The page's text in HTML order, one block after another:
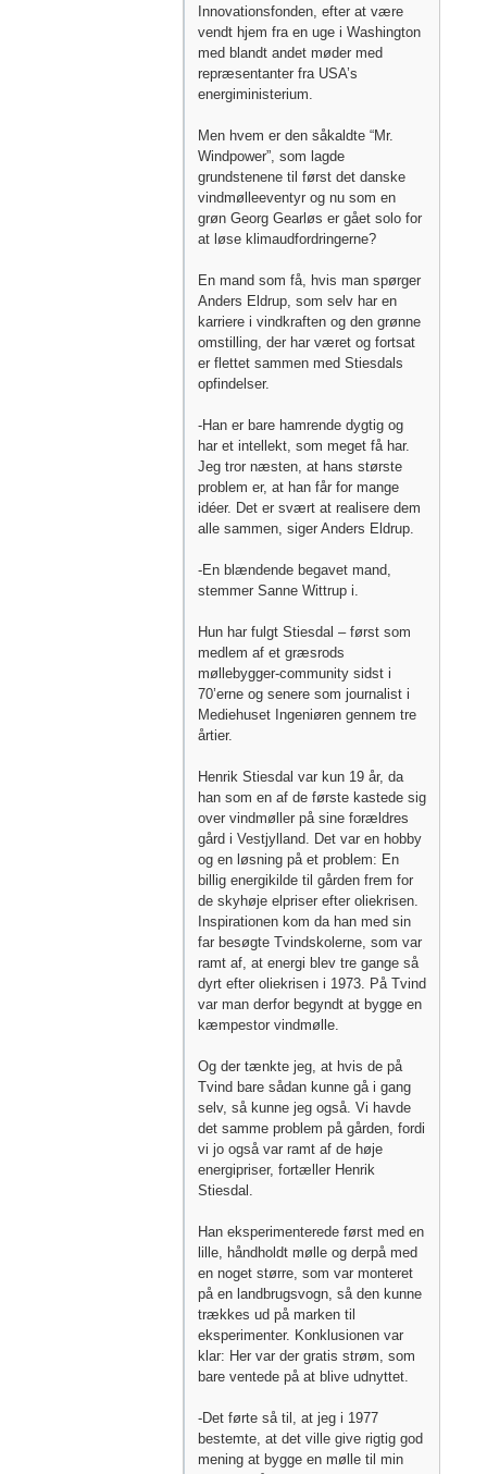
Innovationsfonden, efter at være
vendt hjem fra en uge i Washington
med blandt andet møder med
repræsentanter fra USA’s
energiministerium.
Men hvem er den såkaldte “Mr.
Windpower”, som lagde
grundstenene til først det danske
vindmølleeventyr og nu som en
grøn Georg Gearløs er gået solo for
at løse klimaudfordringerne?
En mand som få, hvis man spørger
Anders Eldrup, som selv har en
karriere i vindkraften og den grønne
omstilling, der har været og fortsat
er flettet sammen med Stiesdals
opfindelser.
-Han er bare hamrende dygtig og
har et intellekt, som meget få har.
Jeg tror næsten, at hans største
problem er, at han får for mange
idéer. Det er svært at realisere dem
alle sammen, siger Anders Eldrup.
-En blændende begavet mand,
stemmer Sanne Wittrup i.
Hun har fulgt Stiesdal – først som
medlem af et græsrods
møllebygger-community sidst i
70’erne og senere som journalist i
Mediehuset Ingeniøren gennem tre
årtier.
Henrik Stiesdal var kun 19 år, da
han som en af de første kastede sig
over vindmøller på sine forældres
gård i Vestjylland. Det var en hobby
og en løsning på et problem: En
billig energikilde til gården frem for
de skyhøje elpriser efter oliekrisen.
Inspirationen kom da han med sin
far besøgte Tvindskolerne, som var
ramt af, at energi blev tre gange så
dyrt efter oliekrisen i 1973. På Tvind
var man derfor begyndt at bygge en
kæmpestor vindmølle.
Og der tænkte jeg, at hvis de på
Tvind bare sådan kunne gå i gang
selv, så kunne jeg også. Vi havde
det samme problem på gården, fordi
vi jo også var ramt af de høje
energipriser, fortæller Henrik
Stiesdal.
Han eksperimenterede først med en
lille, håndholdt mølle og derpå med
en noget større, som var monteret
på en landbrugsvogn, så den kunne
trækkes ud på marken til
eksperimenter. Konklusionen var
klar: Her var der gratis strøm, som
bare ventede på at blive udnyttet.
-Det førte så til, at jeg i 1977
bestemte, at det ville give rigtig god
mening at bygge en mølle til min